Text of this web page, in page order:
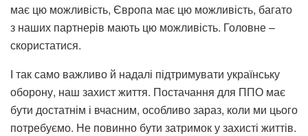
має цю можливість, Європа має цю можливість, багато
з наших партнерів мають цю можливість. Головне –
скористатися.
І так само важливо й надалі підтримувати українську
оборону, наш захист життя. Постачання для ППО має
бути достатнім і вчасним, особливо зараз, коли ми цього
потребуємо. Не повинно бути затримок у захисті життів.